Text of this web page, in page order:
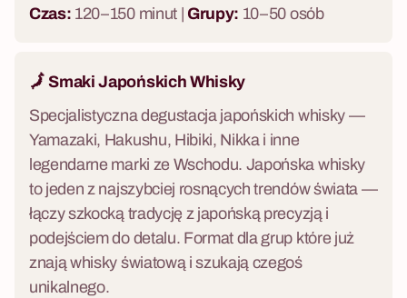
Czas: 120–150 minut | Grupy: 10–50 osób
🗾 Smaki Japońskich Whisky
Specjalistyczna degustacja japońskich whisky —
Yamazaki, Hakushu, Hibiki, Nikka i inne
legendarne marki ze Wschodu. Japońska whisky
to jeden z najszybciej rosnących trendów świata —
łączy szkocką tradycję z japońską precyzją i
podejściem do detalu. Format dla grup które już
znają whisky światową i szukają czegoś
unikalnego.